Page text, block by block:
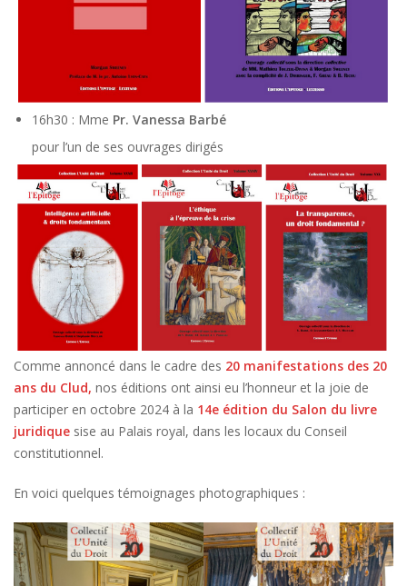
16h30 : Mme Pr. Vanessa Barbé
pour l’un de ses ouvrages dirigés
Comme annoncé dans le cadre des 20 manifestations des 20
ans du Clud, nos éditions ont ainsi eu l’honneur et la joie de
participer en octobre 2024 à la 14e édition du Salon du livre
juridique sise au Palais royal, dans les locaux du Conseil
constitutionnel.
En voici quelques témoignages photographiques :